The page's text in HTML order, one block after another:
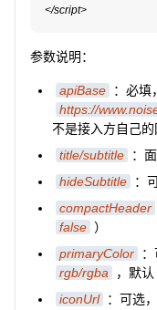
</script>
参数说明：
apiBase
：必填
https://
不是接入方自己的
title/subtitle
：
hideSubtitle
：
compactHeader
false ）
primaryColor
rgb/rgba
，默认
iconUrl
：可选